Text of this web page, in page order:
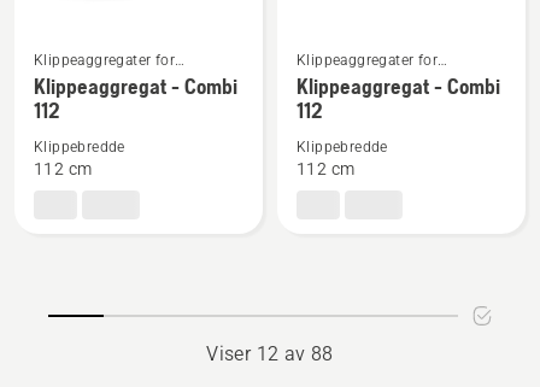
Se
flere
detaljer
om
Klippeaggregat
Klippeaggregater for
frontklippere til bruk i
boligområder
Klippeaggregat - Combi
112
Klippebredde
112 cm
Se
flere
detaljer
om
Klippeaggregat
Klippeaggregater for
frontklippere til bruk i
boligområder
Klippeaggregat - Combi
112
Klippebredde
112 cm
Viser 12 av 88